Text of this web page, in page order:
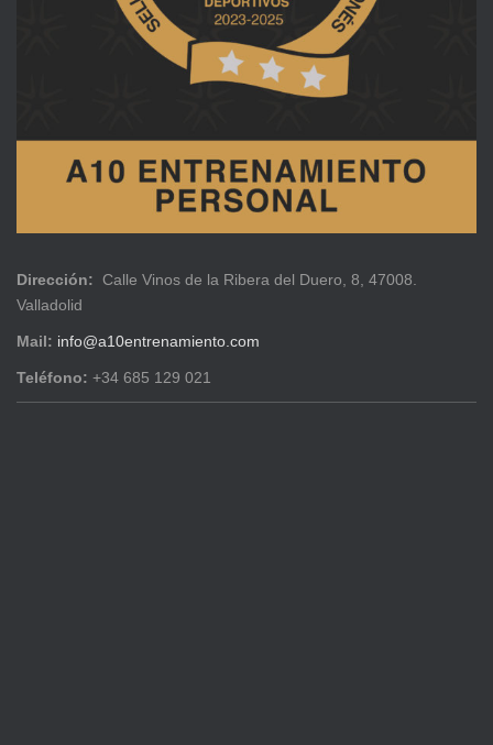
Dirección: Calle Vinos de la Ribera del Duero, 8, 47008.
Valladolid
Mail: info@a10entrenamiento.com
Teléfono: +34 685 129 021